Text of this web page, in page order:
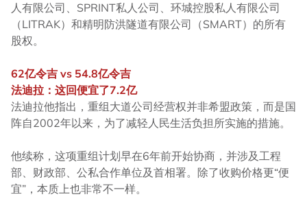
人有限公司、SPRINT私人公司、环城控股私人有限公司
（LITRAK）和精明防洪隧道有限公司（SMART）的所有
股权。
62亿令吉 vs 54.8亿令吉
法迪拉：这回便宜了7.2亿
法迪拉他指出，重组大道公司经营权并非希盟政策，而是国
阵自2002年以来，为了减轻人民生活负担所实施的措施。
他续称，这项重组计划早在6年前开始协商，并涉及工程
部、财政部、公私合作单位及首相署。除了收购价格更“便
宜”，本质上也非常不一样。